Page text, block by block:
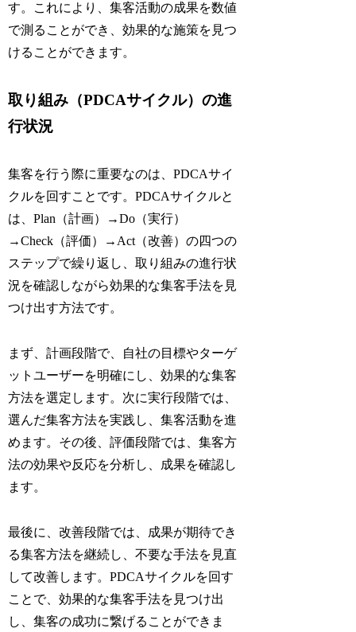
す。これにより、集客活動の成果を数値
で測ることができ、効果的な施策を見つ
けることができます。
取り組み（PDCAサイクル）の進
行状況
集客を行う際に重要なのは、PDCAサイ
クルを回すことです。PDCAサイクルと
は、Plan（計画）→Do（実行）
→Check（評価）→Act（改善）の四つの
ステップで繰り返し、取り組みの進行状
況を確認しながら効果的な集客手法を見
つけ出す方法です。
まず、計画段階で、自社の目標やターゲ
ットユーザーを明確にし、効果的な集客
方法を選定します。次に実行段階では、
選んだ集客方法を実践し、集客活動を進
めます。その後、評価段階では、集客方
法の効果や反応を分析し、成果を確認し
ます。
最後に、改善段階では、成果が期待でき
る集客方法を継続し、不要な手法を見直
して改善します。PDCAサイクルを回す
ことで、効果的な集客手法を見つけ出
し、集客の成功に繋げることができま